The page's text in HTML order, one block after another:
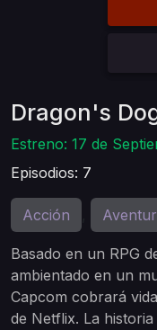
Dragon's
Estreno: 17 de
Episodios: 7
Acción
Basado en un RPG
ambientado en un
Capcom cobrará
de Netflix. La